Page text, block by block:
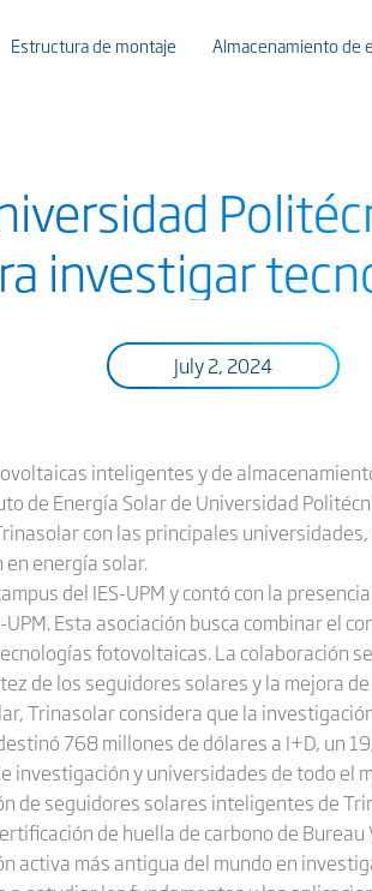
Estructura de montaje Almacenamiento de
investigar
July 2, 2024
inteligentes y de
de Energía Solar de Universidad
con las principales
energía solar.
del IES-UPM y contó con la
Esta asociación busca combinar el
fotovoltaicas. La colaboración
de los seguidores solares y la mejora
Trinasolar considera que la
768 millones de dólares a I+D, un
y universidades de todo el
de seguidores solares inteligentes de
de huella de carbono de
activa más antigua del mundo en